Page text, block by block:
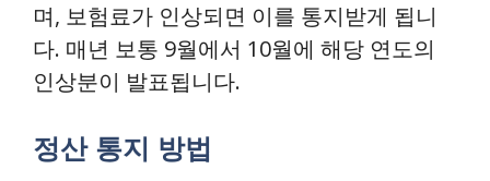
며, 보험료가 인상되면 이를 통지받게 됩니
다. 매년 보통 9월에서 10월에 해당 연도의
인상분이 발표됩니다.
정산 통지 방법